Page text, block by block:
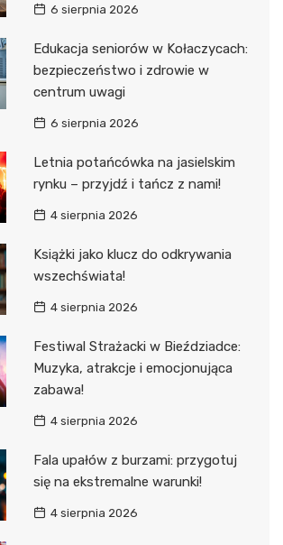
6 sierpnia 2026
Edukacja seniorów w Kołaczycach:
bezpieczeństwo i zdrowie w
centrum uwagi
6 sierpnia 2026
Letnia potańcówka na jasielskim
rynku – przyjdź i tańcz z nami!
4 sierpnia 2026
Książki jako klucz do odkrywania
wszechświata!
4 sierpnia 2026
Festiwal Strażacki w Bieździadce:
Muzyka, atrakcje i emocjonująca
zabawa!
4 sierpnia 2026
Fala upałów z burzami: przygotuj
się na ekstremalne warunki!
4 sierpnia 2026